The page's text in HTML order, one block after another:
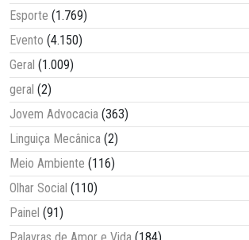
Esporte (1.769)
Evento (4.150)
Geral (1.009)
geral (2)
Jovem Advocacia (363)
Linguiça Mecânica (2)
Meio Ambiente (116)
Olhar Social (110)
Painel (91)